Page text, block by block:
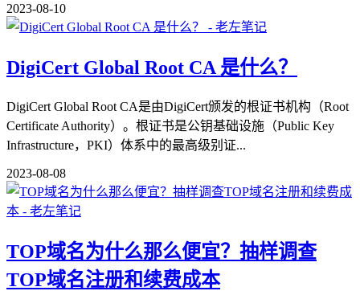
2023-08-10
DigiCert Global Root CA 是什么？
DigiCert Global Root CA是由DigiCert颁发的根证书机构（Root
Certificate Authority）。根证书是公钥基础设施（Public Key
Infrastructure，PKI）体系中的最高级别证...
2023-08-08
TOP域名为什么那么便宜？抽样调查
TOP域名注册和续费成本